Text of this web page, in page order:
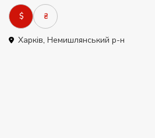
$ ₴
Харків, Немишлянський р-н